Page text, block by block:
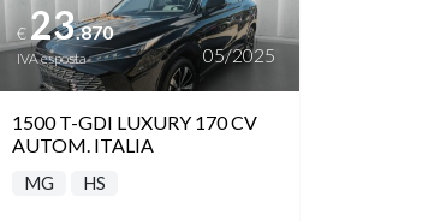
€23.870
IVA esposta 05/2025
1500 T-GDI LUXURY 170 CV
AUTOM. ITALIA
MG HS